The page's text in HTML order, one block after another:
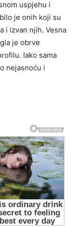
uspjehu i
je onih koji su
i izvan njih. Vesna
je obrve
Iako sama
nejasnoću i